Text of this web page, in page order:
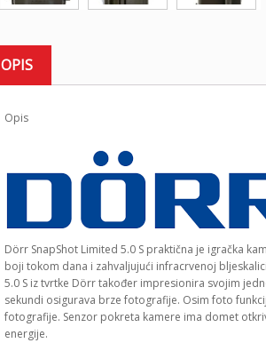
OPIS
Opis
Dörr SnapShot Limited 5.0 S praktična je igračka
boji tokom dana i zahvaljujući infracrvenoj
5.0 S iz tvrtke Dörr također impresionira svojim
sekundi osigurava brze fotografije. Osim foto
fotografije. Senzor pokreta kamere ima domet
energije.